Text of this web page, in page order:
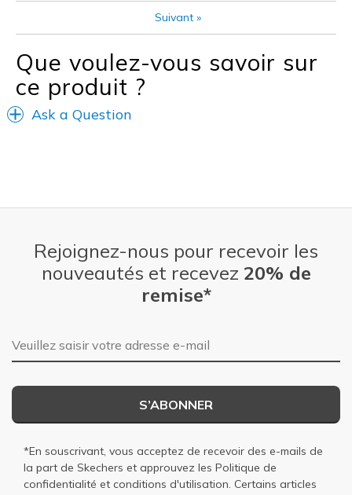
Suivant »
Que voulez-vous savoir sur
ce produit ?
Ask a Question
Rejoignez-nous pour recevoir les
nouveautés et recevez 20% de
remise*
Adresse e-mail
S’ABONNER
*En souscrivant, vous acceptez de recevoir des e-mails de
la part de Skechers et approuvez les Politique de
confidentialité et conditions d'utilisation. Certains articles